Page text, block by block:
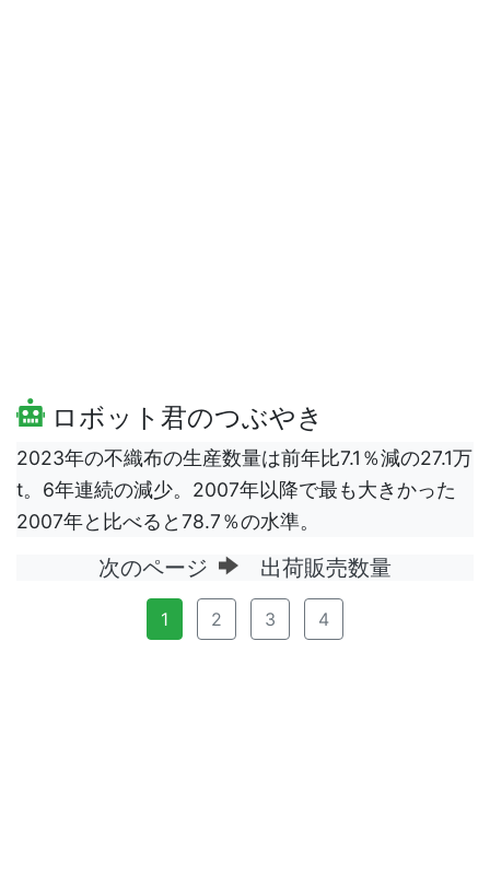
ロボット君のつぶやき
2023年の不織布の生産数量は前年比7.1％減の27.1万
t。6年連続の減少。2007年以降で最も大きかった
2007年と比べると78.7％の水準。
次のページ 出荷販売数量
1 2 3 4